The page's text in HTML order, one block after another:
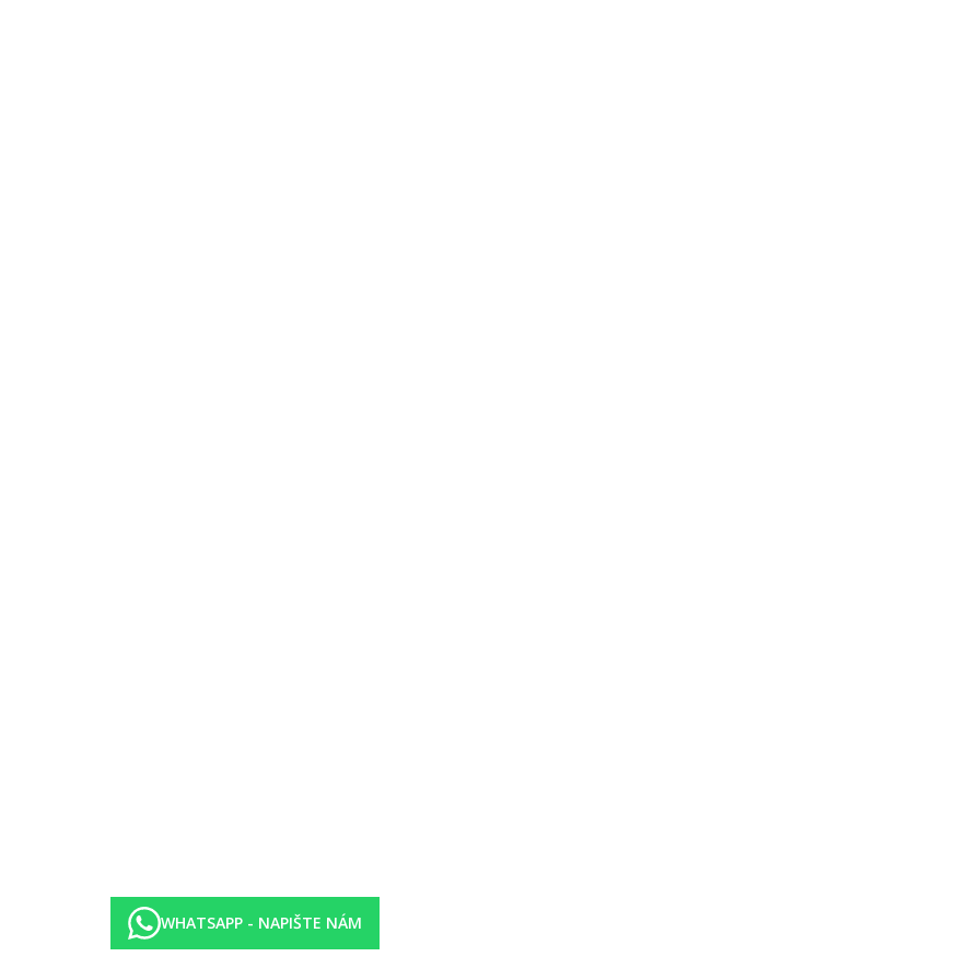
doplňované nealkoholické nápoje, pivo, víno)
uvedené vybavení)
zdarma)
WHATSAPP - NAPIŠTE NÁM